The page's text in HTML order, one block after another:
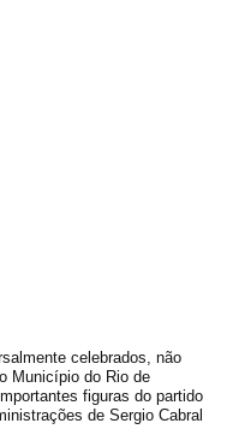
celebrados, não
Município do Rio de
figuras do partido
de Sergio Cabral